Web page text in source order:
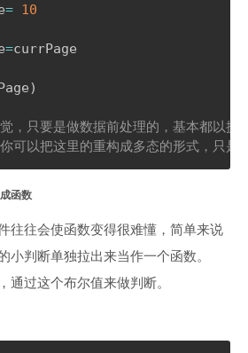
= 10
=currPage
)
，只要是做数据前处理的，基本都以提
可以把这里的重构成多态的形式，只是
函数
往往会使函数变得很难懂，简单来说
小判断单独拉出来当作一个函数。
通过这个布尔值来做判断。